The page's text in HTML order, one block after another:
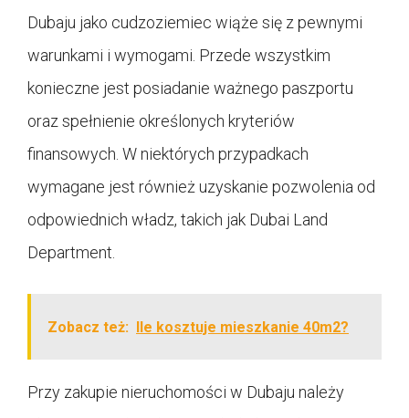
Dubaju jako cudzoziemiec wiąże się z pewnymi
warunkami i wymogami. Przede wszystkim
konieczne jest posiadanie ważnego paszportu
oraz spełnienie określonych kryteriów
finansowych. W niektórych przypadkach
wymagane jest również uzyskanie pozwolenia od
odpowiednich władz, takich jak Dubai Land
Department.
Zobacz też: Ile kosztuje mieszkanie 40m2?
Przy zakupie nieruchomości w Dubaju należy